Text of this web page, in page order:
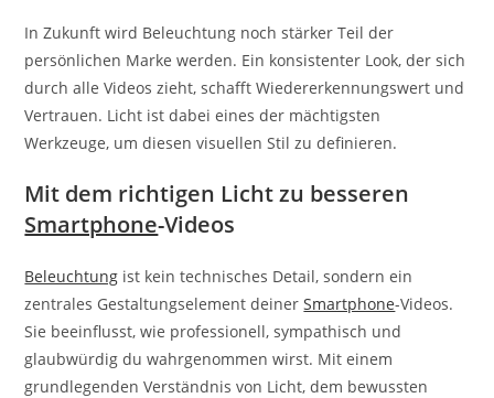
In Zukunft wird Beleuchtung noch stärker Teil der
persönlichen Marke werden. Ein konsistenter Look, der sich
durch alle Videos zieht, schafft Wiedererkennungswert und
Vertrauen. Licht ist dabei eines der mächtigsten
Werkzeuge, um diesen visuellen Stil zu definieren.
Mit dem richtigen Licht zu besseren
Smartphone-Videos
Beleuchtung ist kein technisches Detail, sondern ein
zentrales Gestaltungselement deinerSmartphone-Videos.
Sie beeinflusst, wie professionell, sympathisch und
glaubwürdig du wahrgenommen wirst. Mit einem
grundlegenden Verständnis von Licht, dem bewussten